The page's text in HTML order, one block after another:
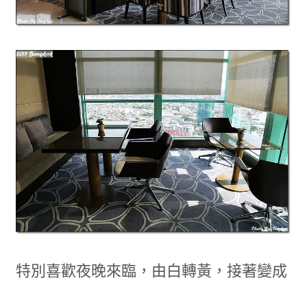
特別喜歡夜晚來臨，由白轉黃，接著變成